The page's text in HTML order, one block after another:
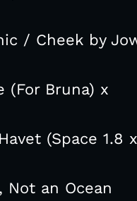
/ Cheek by
(For Bruna) x
(Space 1.8 x
Not an Ocean